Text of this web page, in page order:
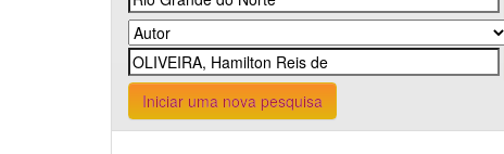
Iniciar uma nova pesquisa